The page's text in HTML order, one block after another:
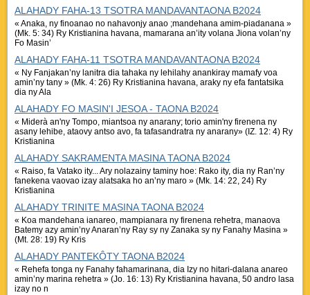
ALAHADY FAHA-13 TSOTRA MANDAVANTAONA B2024
« Anaka, ny finoanao no nahavonjy anao ;mandehana amim-piadanana »
(Mk. 5: 34) Ry Kristianina havana, mamarana an’ity volana Jiona volan’ny
Fo Masin’
ALAHADY FAHA-11 TSOTRA MANDAVANTAONA B2024
« Ny Fanjakan’ny lanitra dia tahaka ny lehilahy anankiray mamafy voa
amin’ny tany » (Mk. 4: 26) Ry Kristianina havana, araky ny efa fantatsika
dia ny Ala
ALAHADY FO MASIN'I JESOA - TAONA B2024
« Miderà an'ny Tompo, miantsoa ny anarany; torio amin'ny firenena ny
asany lehibe, ataovy antso avo, fa tafasandratra ny anarany» (IZ. 12: 4) Ry
Kristianina
ALAHADY SAKRAMENTA MASINA TAONA B2024
« Raiso, fa Vatako ity... Ary nolazainy taminy hoe: Rako ity, dia ny Ran’ny
fanekena vaovao izay alatsaka ho an’ny maro » (Mk. 14: 22, 24) Ry
Kristianina
ALAHADY TRINITE MASINA TAONA B2024
« Koa mandehana ianareo, mampianara ny firenena rehetra, manaova
Batemy azy amin’ny Anaran’ny Ray sy ny Zanaka sy ny Fanahy Masina »
(Mt. 28: 19) Ry Kris
ALAHADY PANTEKÔTY TAONA B2024
« Rehefa tonga ny Fanahy fahamarinana, dia Izy no hitari-dalana anareo
amin’ny marina rehetra » (Jo. 16: 13) Ry Kristianina havana, 50 andro lasa
izay no n